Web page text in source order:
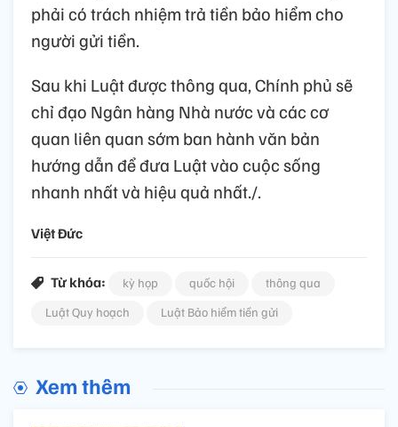
phải có trách nhiệm trả tiền bảo hiểm cho
người gửi tiền.
Sau khi Luật được thông qua, Chính phủ sẽ
chỉ đạo Ngân hàng Nhà nước và các cơ
quan liên quan sớm ban hành văn bản
hướng dẫn để đưa Luật vào cuộc sống
nhanh nhất và hiệu quả nhất./.
Việt Đức
Từ khóa: kỳ họp quốc hội
thông qua
Luật Quy hoạch
Luật Bảo hiểm tiền gửi
Xem thêm